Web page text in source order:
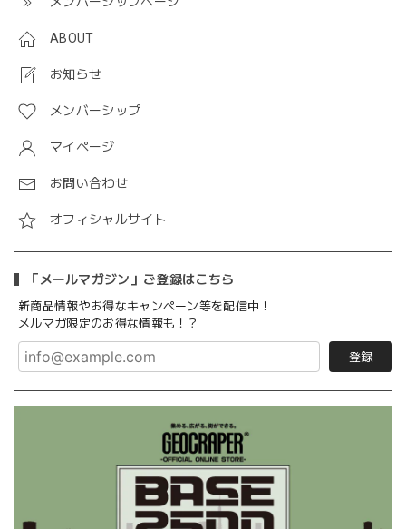
ABOUT
お知らせ
メンバーシップ
マイページ
お問い合わせ
オフィシャルサイト
「メールマガジン」ご登録はこちら
新商品情報やお得なキャンペーン等を配信中！
メルマガ限定のお得な情報も！？
登録